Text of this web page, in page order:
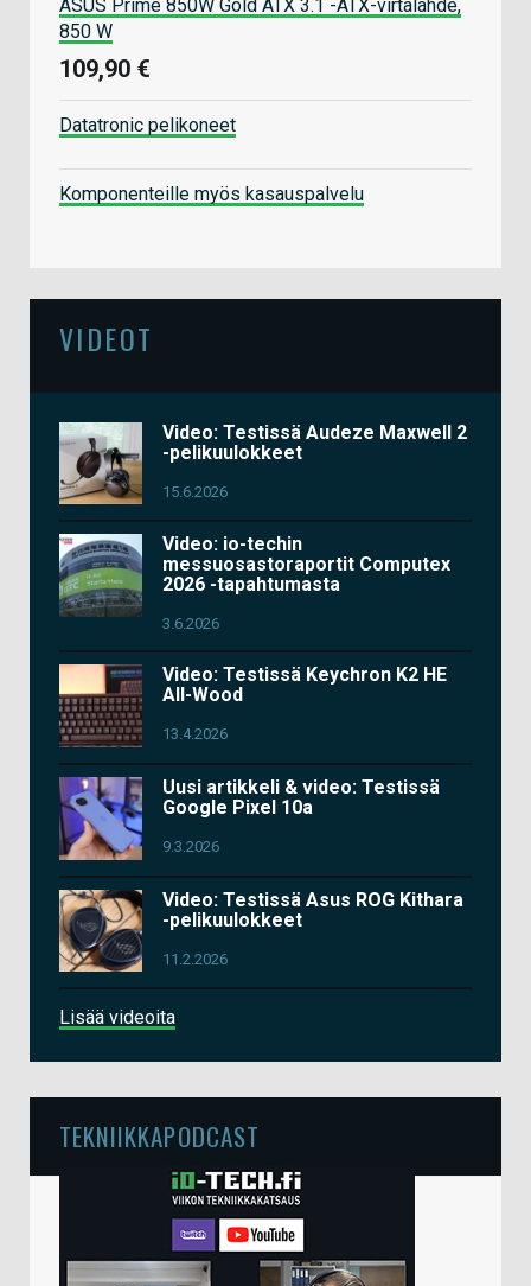
ASUS Prime 850W Gold ATX 3.1 -ATX-virtalähde,
850 W
109,90 €
Datatronic pelikoneet
Komponenteille myös kasauspalvelu
VIDEOT
Video: Testissä Audeze Maxwell 2
-pelikuulokkeet
15.6.2026
Video: io-techin
messuosastoraportit Computex
2026 -tapahtumasta
3.6.2026
Video: Testissä Keychron K2 HE
All-Wood
13.4.2026
Uusi artikkeli & video: Testissä
Google Pixel 10a
9.3.2026
Video: Testissä Asus ROG Kithara
-pelikuulokkeet
11.2.2026
Lisää videoita
TEKNIIKKAPODCAST